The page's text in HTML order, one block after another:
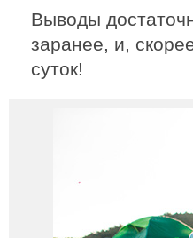
Выводы
заранее, и,
суток!